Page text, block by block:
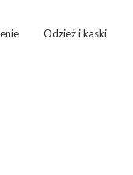
Odzież i kaski